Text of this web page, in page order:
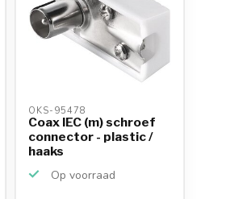
OKS-95478
Coax IEC (m) schroef
connector - plastic /
haaks
Op voorraad